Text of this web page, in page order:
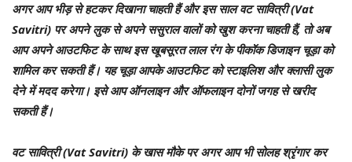
अगर आप भीड़ से हटकर दिखाना चाहती हैं और इस साल वट सावित्री (Vat
Savitri) पर अपने लुक से अपने ससुराल वालों को खुश करना चाहती हैं, तो अब
आप अपने आउटफिट के साथ इस खूबसूरत लाल रंग के पीकॉक डिजाइन चूड़ा को
शामिल कर सकती हैं। यह चूड़ा आपके आउटफिट को स्टाइलिश और क्लासी लुक
देने में मदद करेगा। इसे आप ऑनलाइन और ऑफलाइन दोनों जगह से खरीद
सकती हैं।
वट सावित्री (Vat Savitri) के खास मौके पर अगर आप भी सोलह श्रृंगार कर